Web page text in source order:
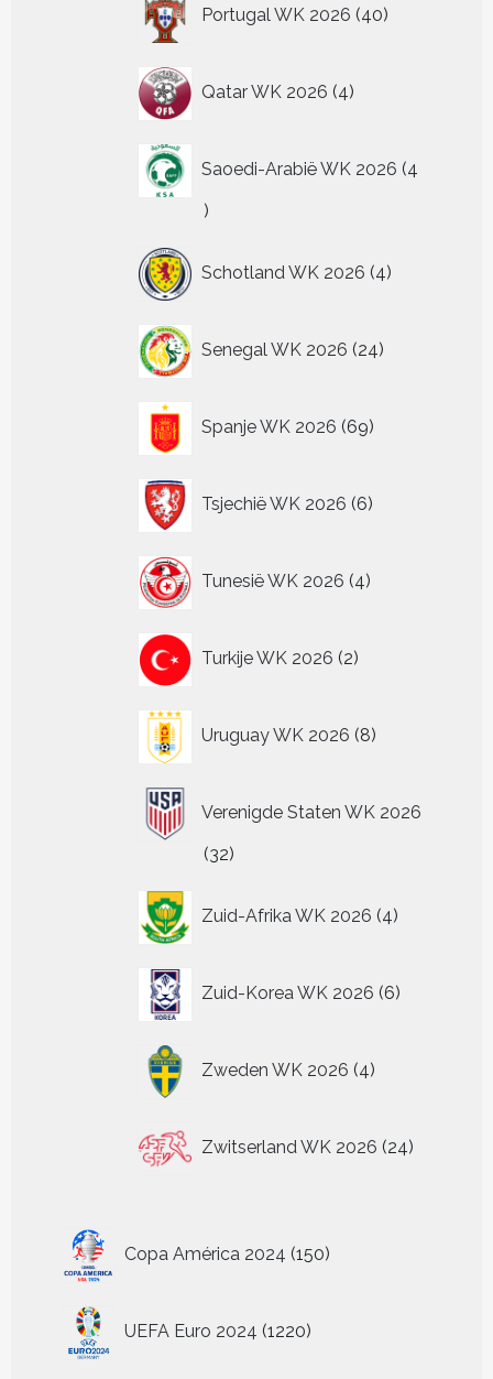
Portugal WK 2026 40
producten
Qatar WK 2026 4
producten
Saoedi-Arabië WK 2026 4
4
Schotland WK 2026 4
producten
Senegal WK 2026 24
producten
Spanje WK 2026 69
producten
Tsjechië WK 2026 6
producten
Tunesië WK 2026 4
producten
Turkije WK 2026 2
producten
Uruguay WK 2026 8
producten
Verenigde Staten WK 2026
3232
Zuid-Afrika WK 2026 4
producten
Zuid-Korea WK 2026 6
producten
Zweden WK 2026 4
producten
Zwitserland WK 2026 24
producten
Copa América 2024 150
producten
UEFA Euro 2024 1220
producten